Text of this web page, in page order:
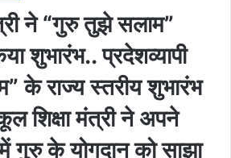
ने “गुरु तुझे सलाम”
शुभारंभ.. प्रदेशव्यापी
के राज्य स्तरीय शुभारंभ
शिक्षा मंत्री ने अपने
में गुरु के योगदान को साझा